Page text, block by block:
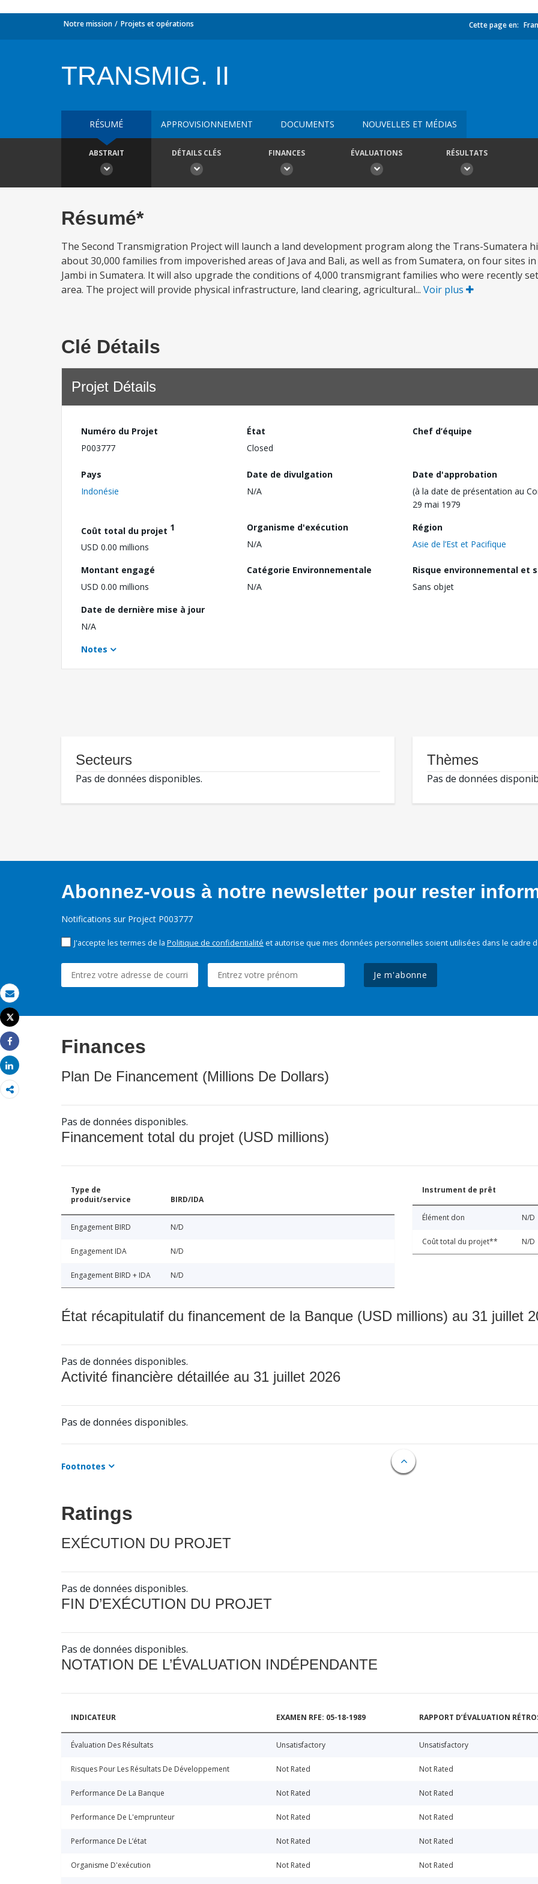
Email
Imprimer
Tweet
Share
Share
Notre mission Projets et opérations Cette page en:
TRANSMIG. II
RÉSUMÉ APPROVISIONNEMENT DOCUMENTS NOUVELLES ET MÉDIAS
ABSTRAIT DÉTAILS CLÉS FINANCES ÉVALUATIONS RÉSULTATS
Résumé*
The Second Transmigration Project will launch a land development program along the Trans-Sumatera
about 30,000 families from impoverished areas of Java and Bali, as well as from Sumatera, on four sites
Jambi in Sumatera. It will also upgrade the conditions of 4,000 transmigrant families who were recently
area. The project will provide physical infrastructure, land clearing, agricultural... Voir plus
Clé Détails
Projet Détails
Numéro du Projet
P003777
État
Closed
Chef d’équipe
Pays
Indonésie
Date de divulgation
N/A
Date d'approbation
(à la date de présentation au
29 mai 1979
Coût total du projet 1
USD 0.00 millions
Organisme d'exécution
N/A
Région
Asie de l’Est et Pacifique
Montant engagé
USD 0.00 millions
Catégorie Environnementale
N/A
Risque environnemental et
Sans objet
Date de dernière mise à jour
N/A
Notes
Secteurs
Pas de données disponibles.
Thèmes
Pas de données
Abonnez-vous à notre newsletter pour rester
Notifications sur Project P003777
J'accepte les termes de la Politique de confidentialité et autorise que mes données personnelles soient utilisées dans le cadre
Je m'abonne
Finances
Plan De Financement (Millions De Dollars)
Pas de données disponibles.
Financement total du projet (USD millions)
Type de
produit/service
BIRD/IDA
Engagement BIRD N/D
Engagement IDA N/D
Engagement BIRD + IDA N/D
Instrument de prêt
Élément don N/D
Coût total du projet** N/D
État récapitulatif du financement de la Banque (USD millions) au 31 juillet
Pas de données disponibles.
Activité financière détaillée au 31 juillet 2026
Pas de données disponibles.
Footnotes
Ratings
EXÉCUTION DU PROJET
Pas de données disponibles.
FIN D’EXÉCUTION DU PROJET
Pas de données disponibles.
NOTATION DE L’ÉVALUATION INDÉPENDANTE
INDICATEUR EXAMEN RFE: 05-18-1989 RAPPORT D’ÉVALUATION
Évaluation Des Résultats Unsatisfactory Unsatisfactory
Risques Pour Les Résultats De Développement Not Rated Not Rated
Performance De La Banque Not Rated Not Rated
Performance De L'emprunteur Not Rated Not Rated
Performance De L’état Not Rated Not Rated
Organisme D'exécution Not Rated Not Rated